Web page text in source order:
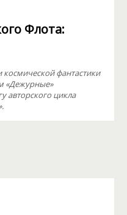
Флота:
фантастики
«Дежурные»
авторского цикла